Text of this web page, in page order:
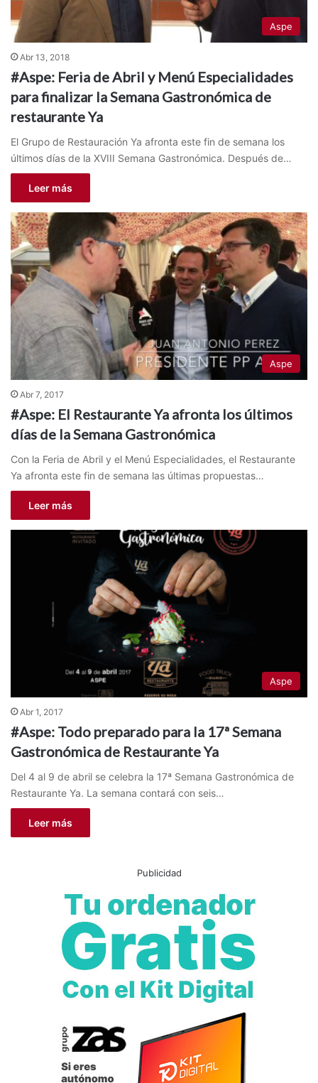
Aspe
Abr 13, 2018
#Aspe: Feria de Abril y Menú Especialidades
para finalizar la Semana Gastronómica de
restaurante Ya
El Grupo de Restauración Ya afronta este fin de semana los
últimos días de la XVIII Semana Gastronómica. Después de…
Leer más
Aspe
Abr 7, 2017
#Aspe: El Restaurante Ya afronta los últimos
días de la Semana Gastronómica
Con la Feria de Abril y el Menú Especialidades, el Restaurante
Ya afronta este fin de semana las últimas propuestas…
Leer más
Aspe
Abr 1, 2017
#Aspe: Todo preparado para la 17ª Semana
Gastronómica de Restaurante Ya
Del 4 al 9 de abril se celebra la 17ª Semana Gastronómica de
Restaurante Ya. La semana contará con seis…
Leer más
Publicidad